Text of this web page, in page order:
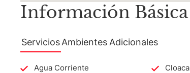
Información Básica
Servicios Ambientes Adicionales
Agua Corriente Cloaca